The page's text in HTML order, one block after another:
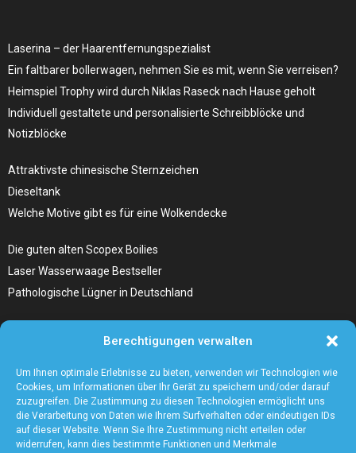
Berechtigungen verwalten
Um Ihnen optimale Erlebnisse zu bieten, verwenden wir Technologien wie
Cookies, um Informationen über Ihr Gerät zu speichern und/oder darauf
zuzugreifen. Die Zustimmung zu diesen Technologien ermöglicht uns
die Verarbeitung von Daten wie Ihrem Surfverhalten oder eindeutigen IDs
auf dieser Website. Wenn Sie Ihre Zustimmung nicht erteilen oder
widerrufen, kann dies bestimmte Funktionen und Merkmale
Laserina – der Haarentfernungspezialist
Ein faltbarer bollerwagen, nehmen Sie es mit, wenn Sie verreisen?
Heimspiel Trophy wird durch Niklas Raseck nach Hause geholt
Individuell gestaltete und personalisierte Schreibblöcke und
Notizblöcke
Attraktivste chinesische Sternzeichen
Dieseltank
Welche Motive gibt es für eine Wolkendecke
Die guten alten Scopex Boilies
Laser Wasserwaage Bestseller
Pathologische Lügner in Deutschland
Die Kunst, Handbücher zu schreiben
Wieso ein Handstaubsauger unentbehrlich ist